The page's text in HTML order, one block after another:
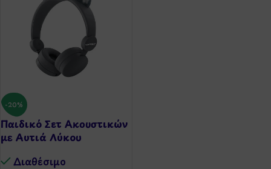
-20%
Παιδικό Σετ Ακουστικών
με Αυτιά Λύκου
Διαθέσιμo